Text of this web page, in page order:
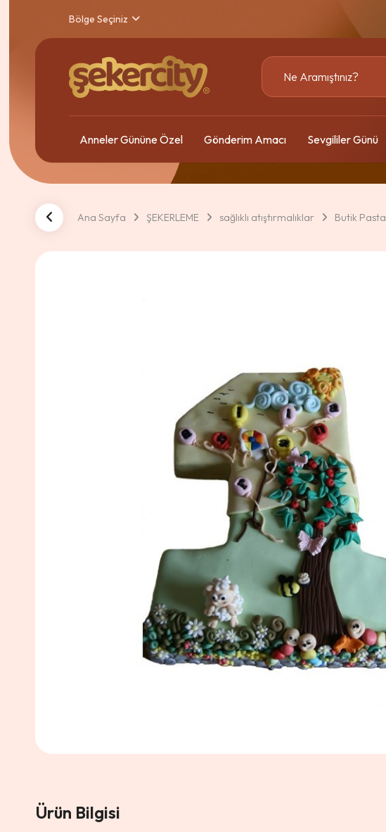
Bölge Seçiniz
Anneler Gününe Özel Gönderim Amacı Sevgililer Günü
Ana Sayfa ŞEKERLEME sağlıklı atıştırmalıklar Butik Pasta
Ürün Bilgisi